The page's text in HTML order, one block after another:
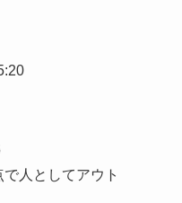
人としてアウト